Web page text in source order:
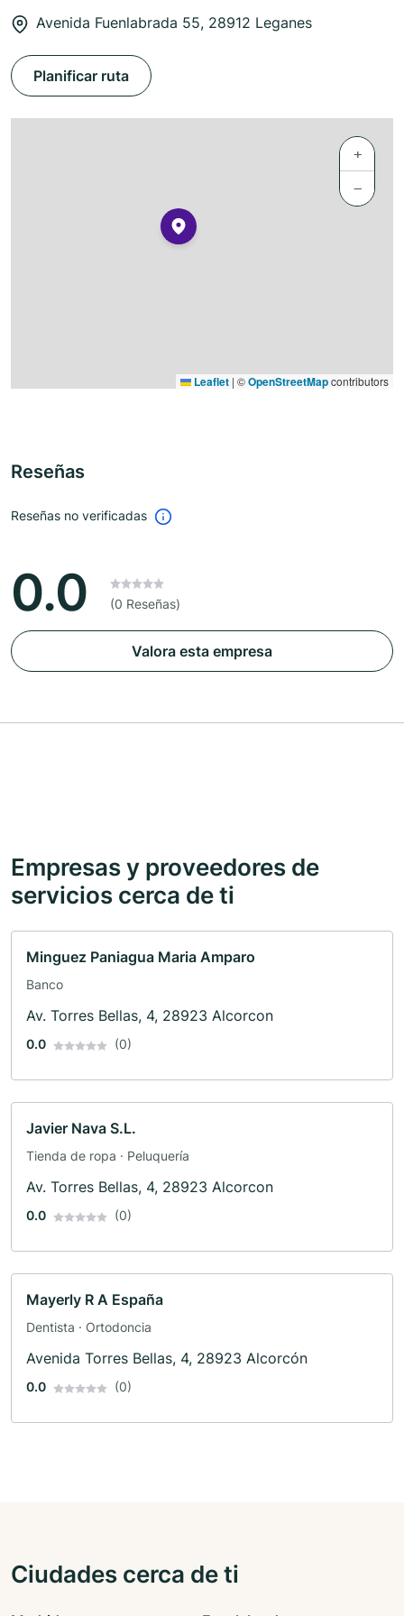
Avenida Fuenlabrada 55, 28912 Leganes
Planificar ruta
+
−
Leaflet | ©OpenStreetMapcontributors
Reseñas
Reseñas no verificadas
0.0 (0 Reseñas)
Valora esta empresa
Empresas y proveedores de
servicios cerca de ti
Minguez Paniagua Maria Amparo
Banco
Av. Torres Bellas, 4, 28923 Alcorcon
0.0 (0)
Javier Nava S.L.
Tienda de ropa · Peluquería
Av. Torres Bellas, 4, 28923 Alcorcon
0.0 (0)
Mayerly R A España
Dentista · Ortodoncia
Avenida Torres Bellas, 4, 28923 Alcorcón
0.0 (0)
Ciudades cerca de ti